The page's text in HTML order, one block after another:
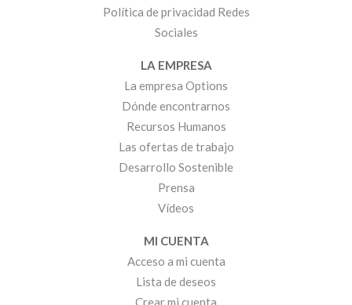
Política de privacidad Redes
Sociales
LA EMPRESA
La empresa Options
Dónde encontrarnos
Recursos Humanos
Las ofertas de trabajo
Desarrollo Sostenible
Prensa
Vídeos
MI CUENTA
Acceso a mi cuenta
Lista de deseos
Crear mi cuenta